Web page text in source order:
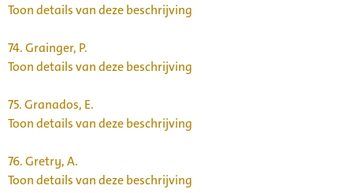
Toon details van deze beschrijving
74.Grainger, P.
Toon details van deze beschrijving
75.Granados, E.
Toon details van deze beschrijving
76.Gretry, A.
Toon details van deze beschrijving